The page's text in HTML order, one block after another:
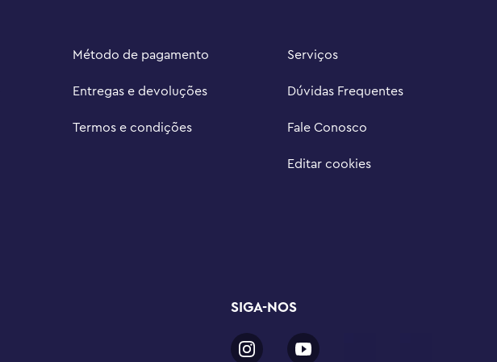
Método de pagamento
Entregas e devoluções
Termos e condições
Serviços
Dúvidas Frequentes
Fale Conosco
Editar cookies
SIGA-NOS